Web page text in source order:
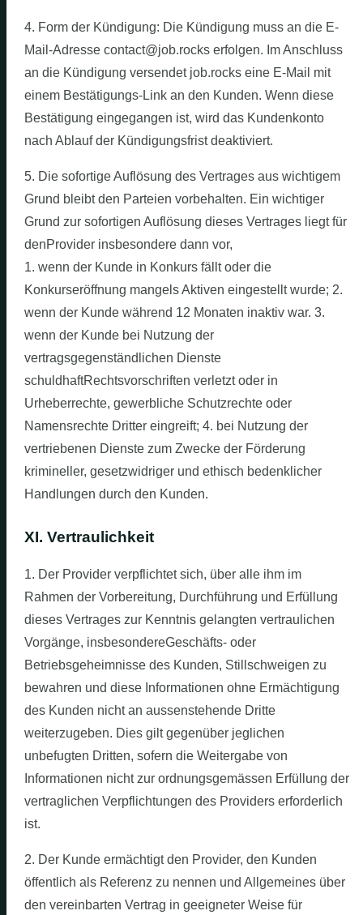
4. Form der Kündigung: Die Kündigung muss an die E-
Mail-Adresse contact@job.rocks erfolgen. Im Anschluss
an die Kündigung versendet job.rocks eine E-Mail mit
einem Bestätigungs-Link an den Kunden. Wenn diese
Bestätigung eingegangen ist, wird das Kundenkonto
nach Ablauf der Kündigungsfrist deaktiviert.
5. Die sofortige Auflösung des Vertrages aus wichtigem
Grund bleibt den Parteien vorbehalten. Ein wichtiger
Grund zur sofortigen Auflösung dieses Vertrages liegt für
denProvider insbesondere dann vor,
1. wenn der Kunde in Konkurs fällt oder die
Konkurseröffnung mangels Aktiven eingestellt wurde; 2.
wenn der Kunde während 12 Monaten inaktiv war. 3.
wenn der Kunde bei Nutzung der
vertragsgegenständlichen Dienste
schuldhaftRechtsvorschriften verletzt oder in
Urheberrechte, gewerbliche Schutzrechte oder
Namensrechte Dritter eingreift; 4. bei Nutzung der
vertriebenen Dienste zum Zwecke der Förderung
krimineller, gesetzwidriger und ethisch bedenklicher
Handlungen durch den Kunden.
XI. Vertraulichkeit
1. Der Provider verpflichtet sich, über alle ihm im
Rahmen der Vorbereitung, Durchführung und Erfüllung
dieses Vertrages zur Kenntnis gelangten vertraulichen
Vorgänge, insbesondereGeschäfts- oder
Betriebsgeheimnisse des Kunden, Stillschweigen zu
bewahren und diese Informationen ohne Ermächtigung
des Kunden nicht an aussenstehende Dritte
weiterzugeben. Dies gilt gegenüber jeglichen
unbefugten Dritten, sofern die Weitergabe von
Informationen nicht zur ordnungsgemässen Erfüllung der
vertraglichen Verpflichtungen des Providers erforderlich
ist.
2. Der Kunde ermächtigt den Provider, den Kunden
öffentlich als Referenz zu nennen und Allgemeines über
den vereinbarten Vertrag in geeigneter Weise für